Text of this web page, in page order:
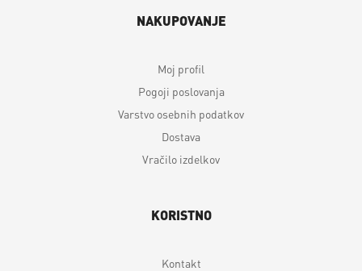
NAKUPOVANJE
Moj profil
Pogoji poslovanja
Varstvo osebnih podatkov
Dostava
Vračilo izdelkov
KORISTNO
Kontakt